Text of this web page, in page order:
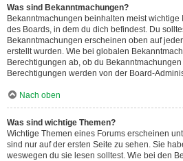
Was sind Bekanntmachungen?
Bekanntmachungen beinhalten meist wichtige
des Boards, in dem du dich befindest. Du
Bekanntmachungen erscheinen oben auf
erstellt wurden. Wie bei globalen
Berechtigungen ab, ob du
Berechtigungen werden von der Board-
Nach oben
Was sind wichtige Themen?
Wichtige Themen eines Forums erscheinen
sind nur auf der ersten Seite zu sehen. Sie
weswegen du sie lesen solltest. Wie bei den